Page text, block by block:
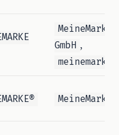
MeineMarke
GmbH ,
MeineMarke